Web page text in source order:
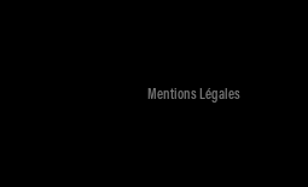
Mentions Légales